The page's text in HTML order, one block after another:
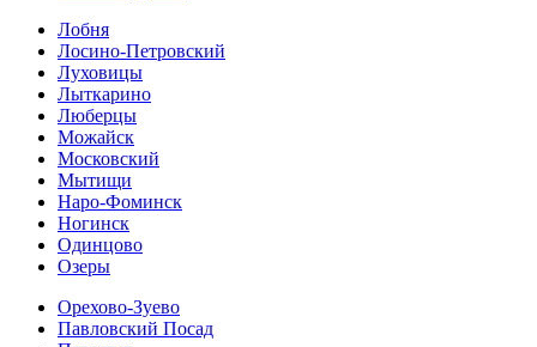
Лобня
Лосино-Петровский
Луховицы
Лыткарино
Люберцы
Можайск
Московский
Мытищи
Наро-Фоминск
Ногинск
Одинцово
Озеры
Орехово-Зуево
Павловский Посад